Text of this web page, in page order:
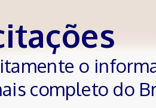
o
completo do